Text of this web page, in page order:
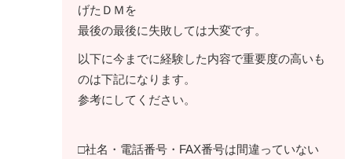
げたＤＭを
最後の最後に失敗しては大変です。
以下に今までに経験した内容で重要度の高いも
のは下記になります。
参考にしてください。
□社名・電話番号・FAX番号は間違っていない